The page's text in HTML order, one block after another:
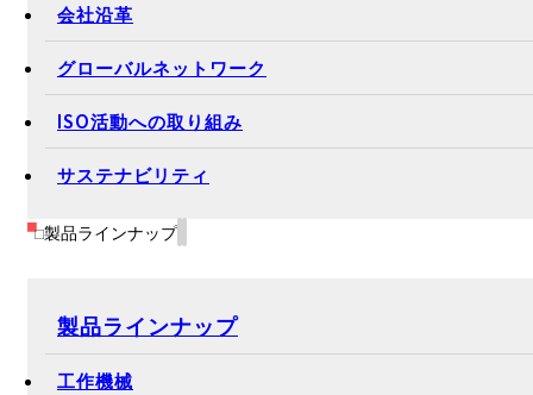
会社沿革
グローバルネットワーク
ISO活動への取り組み
サステナビリティ
製品ラインナップ
製品ラインナップ
工作機械